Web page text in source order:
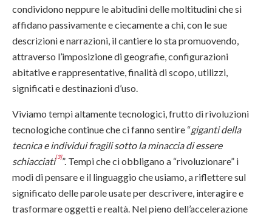
condividono neppure le abitudini delle moltitudini che si
affidano passivamente e ciecamente a chi, con le sue
descrizioni e narrazioni, il cantiere lo sta promuovendo,
attraverso l’imposizione di geografie, configurazioni
abitative e rappresentative, finalità di scopo, utilizzi,
significati e destinazioni d’uso.
Viviamo tempi altamente tecnologici, frutto di rivoluzioni
tecnologiche continue che ci fanno sentire “giganti della
tecnica e individui fragili sotto la minaccia di essere
schiacciati[3]”. Tempi che ci obbligano a “rivoluzionare” i
modi di pensare e il linguaggio che usiamo, a riflettere sul
significato delle parole usate per descrivere, interagire e
trasformare oggetti e realtà. Nel pieno dell’accelerazione